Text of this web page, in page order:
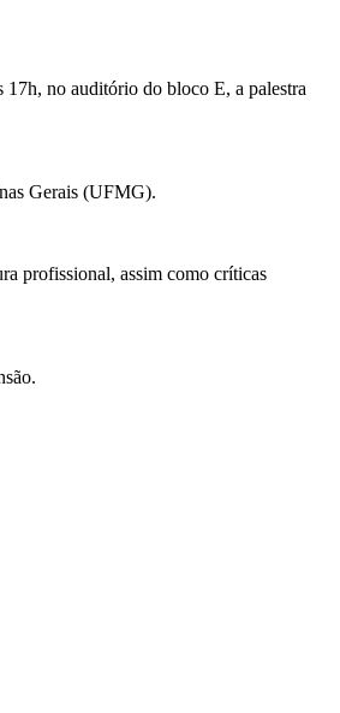
no auditório do bloco E, a palestra
Gerais (UFMG).
profissional, assim como críticas